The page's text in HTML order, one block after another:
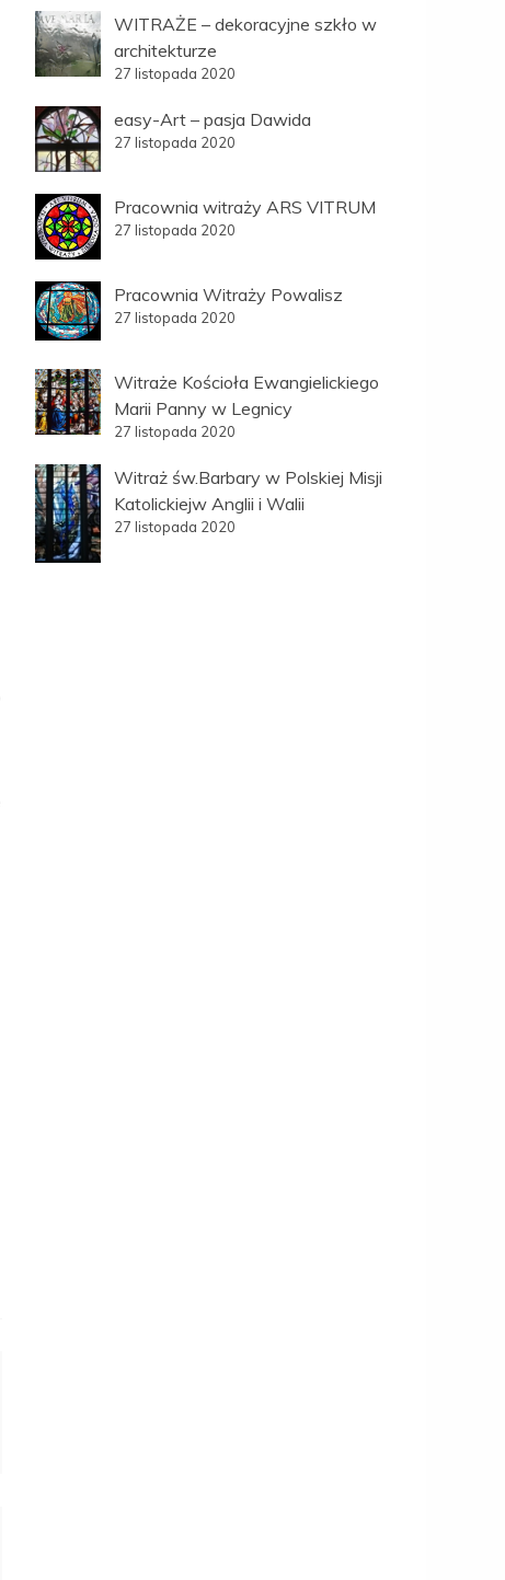
WITRAŻE – dekoracyjne szkło w
architekturze
27 listopada 2020
easy-Art – pasja Dawida
27 listopada 2020
Pracownia witraży ARS VITRUM
27 listopada 2020
Pracownia Witraży Powalisz
27 listopada 2020
Witraże Kościoła Ewangielickiego
Marii Panny w Legnicy
27 listopada 2020
Witraż św.Barbary w Polskiej Misji
Katolickiejw Anglii i Walii
27 listopada 2020